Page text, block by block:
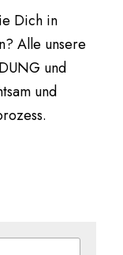
Dich in
Alle unsere
und
und